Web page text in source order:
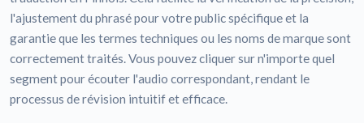
l'ajustement du phrasé pour votre public spécifique et la
garantie que les termes techniques ou les noms de marque sont
correctement traités. Vous pouvez cliquer sur n'importe quel
segment pour écouter l'audio correspondant, rendant le
processus de révision intuitif et efficace.